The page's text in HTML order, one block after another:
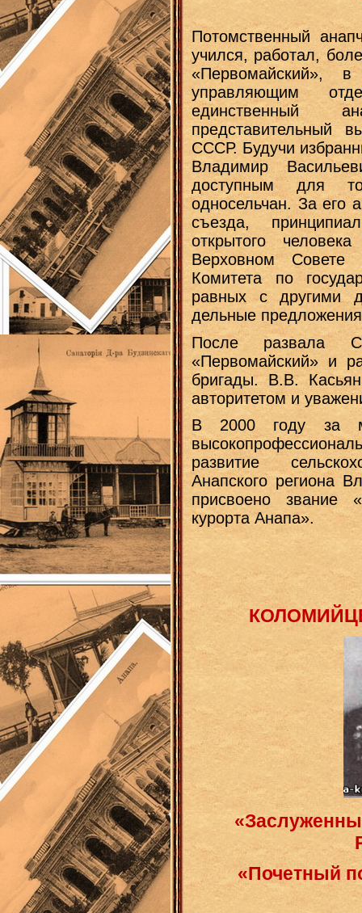
Потомственный
учился, работал,
«Первомайский»,
управляющим
единственный
представительный
СССР. Будучи
Владимир
доступным для
односельчан. За его
съезда,
открытого
Верховном
Комитета по
равных с другими
дельные
После развала
«Первомайский» и
бригады. В.В.
авторитетом и
В 2000 году за
развитие
Анапского региона
присвоено звание
курорта Анапа».
«Почетный